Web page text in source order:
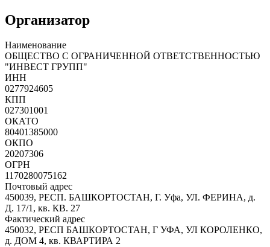
Организатор
Наименование
ОБЩЕСТВО С ОГРАНИЧЕННОЙ ОТВЕТСТВЕННОСТЬЮ
"ИНВЕСТ ГРУПП"
ИНН
0277924605
КПП
027301001
ОКАТО
80401385000
ОКПО
20207306
ОГРН
1170280075162
Почтовый адрес
450039, РЕСП. БАШКОРТОСТАН, Г. Уфа, УЛ. ФЕРИНА, д.
Д. 17/1, кв. КВ. 27
Фактический адрес
450032, РЕСП БАШКОРТОСТАН, Г УФА, УЛ КОРОЛЕНКО,
д. ДОМ 4, кв. КВАРТИРА 2